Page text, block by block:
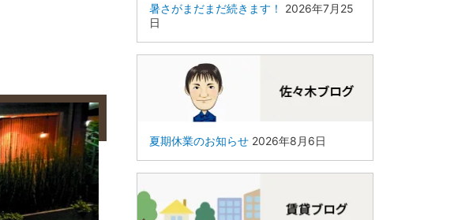
暑さがまだまだ続きます！
2026年7月25
日
夏期休業のお知らせ 2026年8月6日